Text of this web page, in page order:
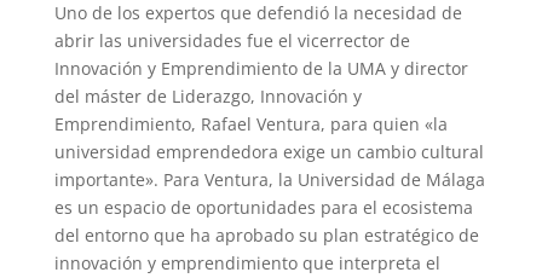
Uno de los expertos que defendió la necesidad de
abrir las universidades fue el vicerrector de
Innovación y Emprendimiento de la UMA y director
del máster de Liderazgo, Innovación y
Emprendimiento, Rafael Ventura, para quien «la
universidad emprendedora exige un cambio cultural
importante». Para Ventura, la Universidad de Málaga
es un espacio de oportunidades para el ecosistema
del entorno que ha aprobado su plan estratégico de
innovación y emprendimiento que interpreta el